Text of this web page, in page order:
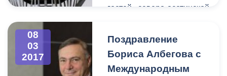
гостей северо-осетинской
К сожалению, в последние
годы вид сооружения
оставлял желать лучшего -
08
03
2017
Поздравление
Бориса Албегова с
Международным